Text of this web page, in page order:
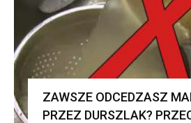
ZAWSZE ODCEDZASZ
PRZEZ DURSZLAK?